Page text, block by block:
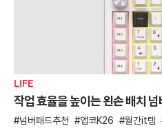
LIFE
작업 효율을 높이는 왼손 배치
넘버패드추천 앱코K26 월간it템